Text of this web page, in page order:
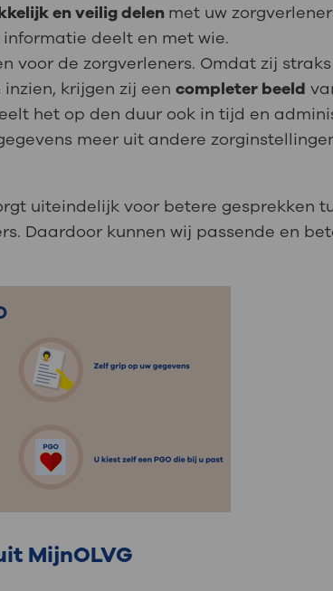
en veilig delen met uw
deelt en met wie.
voor de zorgverleners. Omdat zij
inzien, krijgen zij eencompleter beeld
het op den duur ook in tijd en
meer uit andere
uiteindelijk voor betere gesprekken
Daardoor kunnen wij passende en
MijnOLVG